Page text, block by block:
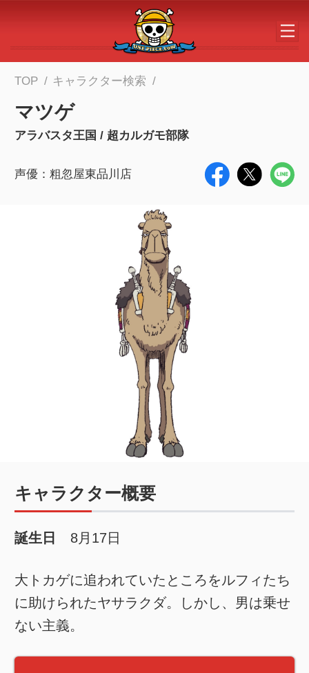
メインコンテンツへスキップする
TOP キャラクター検索
マツゲ
アラバスタ王国 / 超カルガモ部隊
声優：粗忽屋東品川店
キャラクター概要
誕生日 8月17日
大トカゲに追われていたところをルフィたち
に助けられたヤサラクダ。しかし、男は乗せ
ない主義。